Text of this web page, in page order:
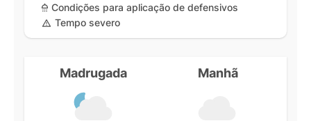
Condições para aplicação de defensivos
Tempo severo
Madrugada Manhã